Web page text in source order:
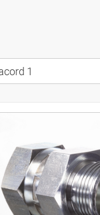
1